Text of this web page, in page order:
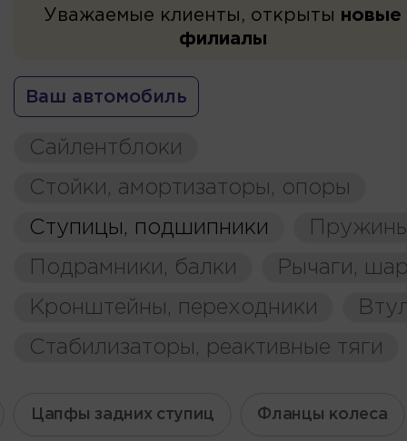
Уважаемые клиенты, открыты новые
филиалы
Ваш автомобиль
Сайлентблоки
Стойки, амортизаторы, опоры
Ступицы, подшипники
Подрамники, балки
Рычаги,
Кронштейны, переходники
Стабилизаторы, реактивные тяги
Цапфы задних ступиц Фланцы колеса